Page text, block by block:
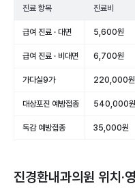
진료 항목 진료비
급여 진료 · 대면 5,600원
급여 진료 · 비대면 6,700원
가다실9가 220,000원
대상포진 예방접종 540,000원
독감 예방접종 35,000원
진경환내과의원 위치·